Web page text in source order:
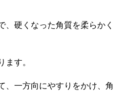
硬くなった角質を柔らかく
す。
一方向にやすりをかけ、角